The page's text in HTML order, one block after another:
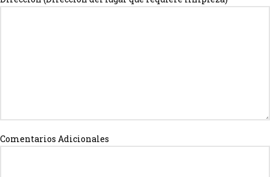
Comentarios Adicionales